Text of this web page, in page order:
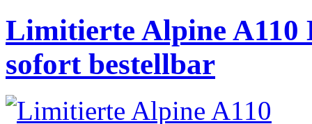
Limitierte Alpine A110
sofort bestellbar